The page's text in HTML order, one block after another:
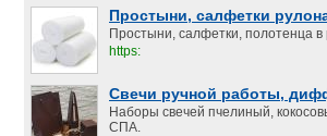
Простыни, салфетки
Простыни, салфетки, полотенца
https:
Свечи ручной работы,
Наборы свечей пчелиный,
СПА.